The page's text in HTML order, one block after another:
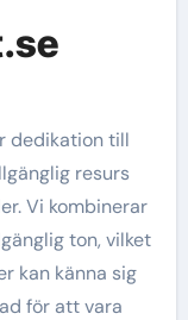
dedikation till
resurs
Vi kombinerar
ton, vilket
kan känna sig
för att vara